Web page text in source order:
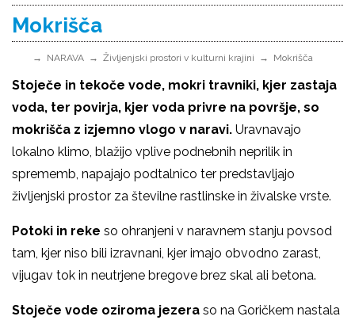
Mokrišča
NARAVA Življenjski prostori v kulturni krajini Mokrišča
Stoječe in tekoče vode, mokri travniki, kjer zastaja
voda, ter povirja, kjer voda privre na površje, so
mokrišča z izjemno vlogo v naravi. Uravnavajo
lokalno klimo, blažijo vplive podnebnih neprilik in
sprememb, napajajo podtalnico ter predstavljajo
življenjski prostor za številne rastlinske in živalske vrste.
Potoki in reke so ohranjeni v naravnem stanju povsod
tam, kjer niso bili izravnani, kjer imajo obvodno zarast,
vijugav tok in neutrjene bregove brez skal ali betona.
Stoječe vode oziroma jezera so na Goričkem nastala